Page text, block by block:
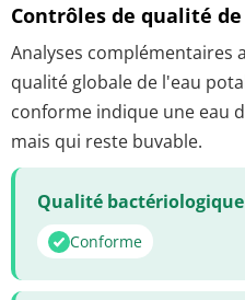
Contrôles de qualité
Analyses complémentaires
qualité globale de l'eau
conforme indique une eau
mais qui reste buvable.
Qualité bactériologique
Conforme